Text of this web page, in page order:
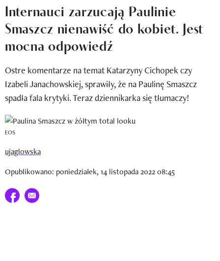
Newsy
Newsletter
Wizaz Summer Influ School
Mój profil / Zarejestruj się
Internauci zarzucają Paulinie
Smaszcz nienawiść do kobiet. Jest
mocna odpowiedź
Ostre komentarze na temat Katarzyny Cichopek czy
Izabeli Janachowskiej, sprawiły, że na Paulinę Smaszcz
spadła fala krytyki. Teraz dziennikarka się tłumaczy!
EOS
ujaglowska
Opublikowano: poniedziałek, 14 listopada 2022 08:45
Udostępnij na facebook
E-mail do przyjaciela